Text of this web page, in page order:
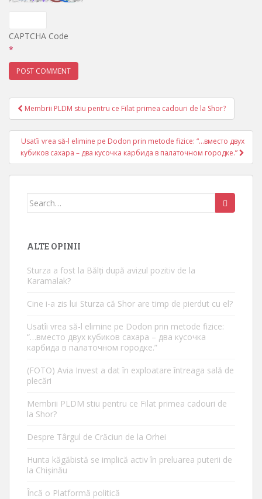
CAPTCHA Code
*
Post navigation
Membrii PLDM stiu pentru ce Filat primea cadouri de la Shor?
Usatîi vrea să-l elimine pe Dodon prin metode fizice: “…вместо двух
кубиков сахара – два кусочка карбида в палаточном городке.”
Search for:
ALTE OPINII
Sturza a fost la Bălți după avizul pozitiv de la
Karamalak?
Cine i-a zis lui Sturza că Shor are timp de pierdut cu el?
Usatîi vrea să-l elimine pe Dodon prin metode fizice:
“…вместо двух кубиков сахара – два кусочка
карбида в палаточном городке.”
(FOTO) Avia Invest a dat în exploatare întreaga sală de
plecări
Membrii PLDM stiu pentru ce Filat primea cadouri de
la Shor?
Despre Târgul de Crăciun de la Orhei
Hunta kăgăbistă se implică activ în preluarea puterii de
la Chișinău
Încă o Platformă politică